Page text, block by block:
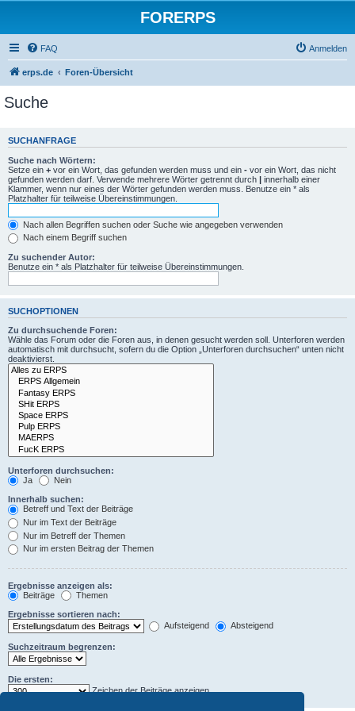
FORERPS
FAQ Anmelden
erps.de Foren-Übersicht
Suche
SUCHANFRAGE
Suche nach Wörtern:
Setze ein + vor ein Wort, das gefunden werden muss und ein - vor ein Wort, das nicht
gefunden werden darf. Verwende mehrere Wörter getrennt durch | innerhalb einer
Klammer, wenn nur eines der Wörter gefunden werden muss. Benutze ein * als
Platzhalter für teilweise Übereinstimmungen.
Nach allen Begriffen suchen oder Suche wie angegeben verwenden
Nach einem Begriff suchen
Zu suchender Autor:
Benutze ein * als Platzhalter für teilweise Übereinstimmungen.
SUCHOPTIONEN
Zu durchsuchende Foren:
Wähle das Forum oder die Foren aus, in denen gesucht werden soll. Unterforen werden
automatisch mit durchsucht, sofern du die Option „Unterforen durchsuchen“ unten nicht
deaktivierst.
Unterforen durchsuchen:
Ja
Nein
Innerhalb suchen:
Betreff und Text der Beiträge
Nur im Text der Beiträge
Nur im Betreff der Themen
Nur im ersten Beitrag der Themen
Ergebnisse anzeigen als:
Beiträge
Themen
Ergebnisse sortieren nach:
Aufsteigend
Absteigend
Suchzeitraum begrenzen:
Die ersten:
Zeichen der Beiträge anzeigen